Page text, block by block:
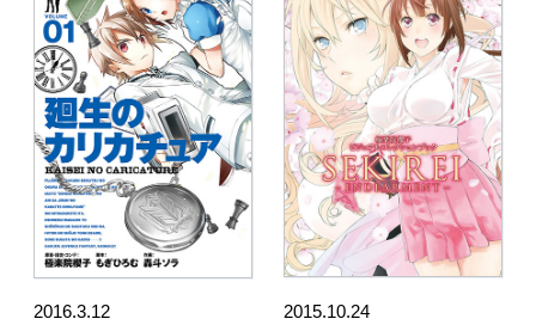
2016.3.12
2015.10.24